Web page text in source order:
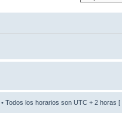
• Todos los horarios son UTC + 2 horas [